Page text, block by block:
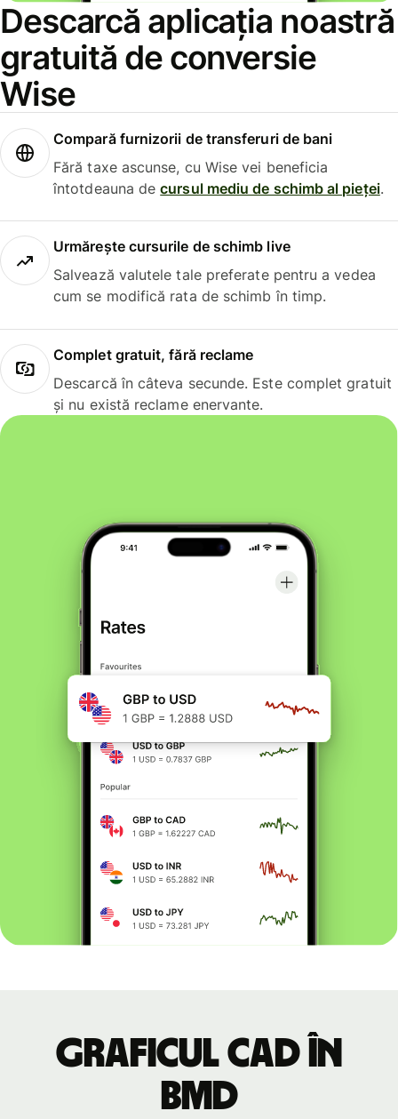
Descarcă aplicația noastră
gratuită de conversie
Wise
Compară furnizorii de transferuri de bani
Fără taxe ascunse, cu Wise vei beneficia
întotdeauna decursul mediu de schimb al pieței.
Urmărește cursurile de schimb live
Salvează valutele tale preferate pentru a vedea
cum se modifică rata de schimb în timp.
Complet gratuit, fără reclame
Descarcă în câteva secunde. Este complet gratuit
și nu există reclame enervante.
Graficul CAD în
BMD